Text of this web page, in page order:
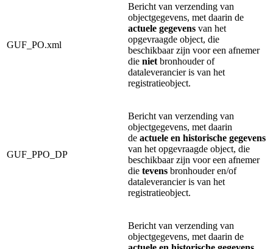
GUF_PO.xml
Bericht van verzending van
objectgegevens, met daarin de
actuele gegevens van het
opgevraagde object, die
beschikbaar zijn voor een afnemer
die niet bronhouder of
dataleverancier is van het
registratieobject.
GUF_PPO_DP
Bericht van verzending van
objectgegevens, met daarin
de actuele en historische gegevens
van het opgevraagde object, die
beschikbaar zijn voor een afnemer
die tevens bronhouder en/of
dataleverancier is van het
registratieobject.
Bericht van verzending van
objectgegevens, met daarin de